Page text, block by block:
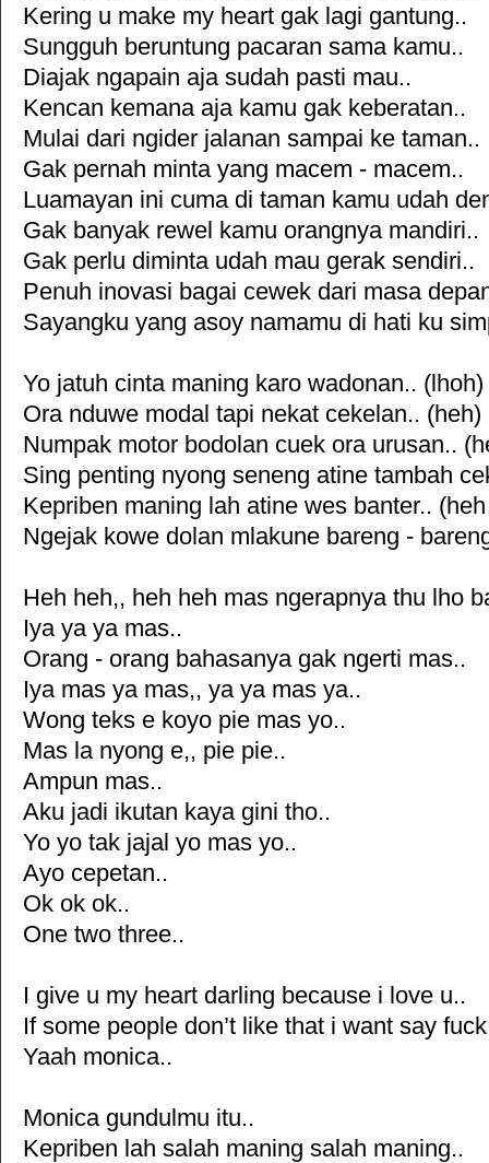
Kering u make my heart gak lagi gantung..
Sungguh beruntung pacaran sama kamu..
Diajak ngapain aja sudah pasti mau..
Kencan kemana aja kamu gak keberatan..
Mulai dari ngider jalanan sampai ke taman..
Gak pernah minta yang macem - macem..
Luamayan ini cuma di taman kamu udah
Gak banyak rewel kamu orangnya mandiri..
Gak perlu diminta udah mau gerak sendiri..
Penuh inovasi bagai cewek dari masa
Sayangku yang asoy namamu di hati ku
Yo jatuh cinta maning karo wadonan.. (lhoh)
Ora nduwe modal tapi nekat cekelan.. (heh)
Numpak motor bodolan cuek ora urusan..
Sing penting nyong seneng atine tambah
Kepriben maning lah atine wes banter..
Ngejak kowe dolan mlakune bareng -
Heh heh,, heh heh mas ngerapnya thu lho
Iya ya ya mas..
Orang - orang bahasanya gak ngerti mas..
Iya mas ya mas,, ya ya mas ya..
Wong teks e koyo pie mas yo..
Mas la nyong e,, pie pie..
Ampun mas..
Aku jadi ikutan kaya gini tho..
Yo yo tak jajal yo mas yo..
Ayo cepetan..
Ok ok ok..
One two three..
I give u my heart darling because i love u..
If some people don’t like that i want say
Yaah monica..
Monica gundulmu itu..
Kepriben lah salah maning salah maning..